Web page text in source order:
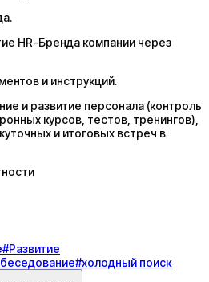
HR-Бренда компании через
и инструкций.
и развитие персонала (контроль
курсов, тестов, тренингов),
и итоговых встреч в
#Развитие
#холодный поиск